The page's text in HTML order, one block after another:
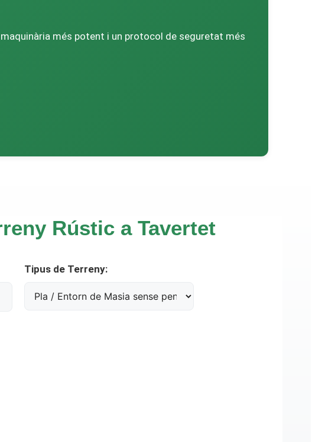
més potent i un protocol de seguretat més
Rústic a Tavertet
Tipus de Terreny: